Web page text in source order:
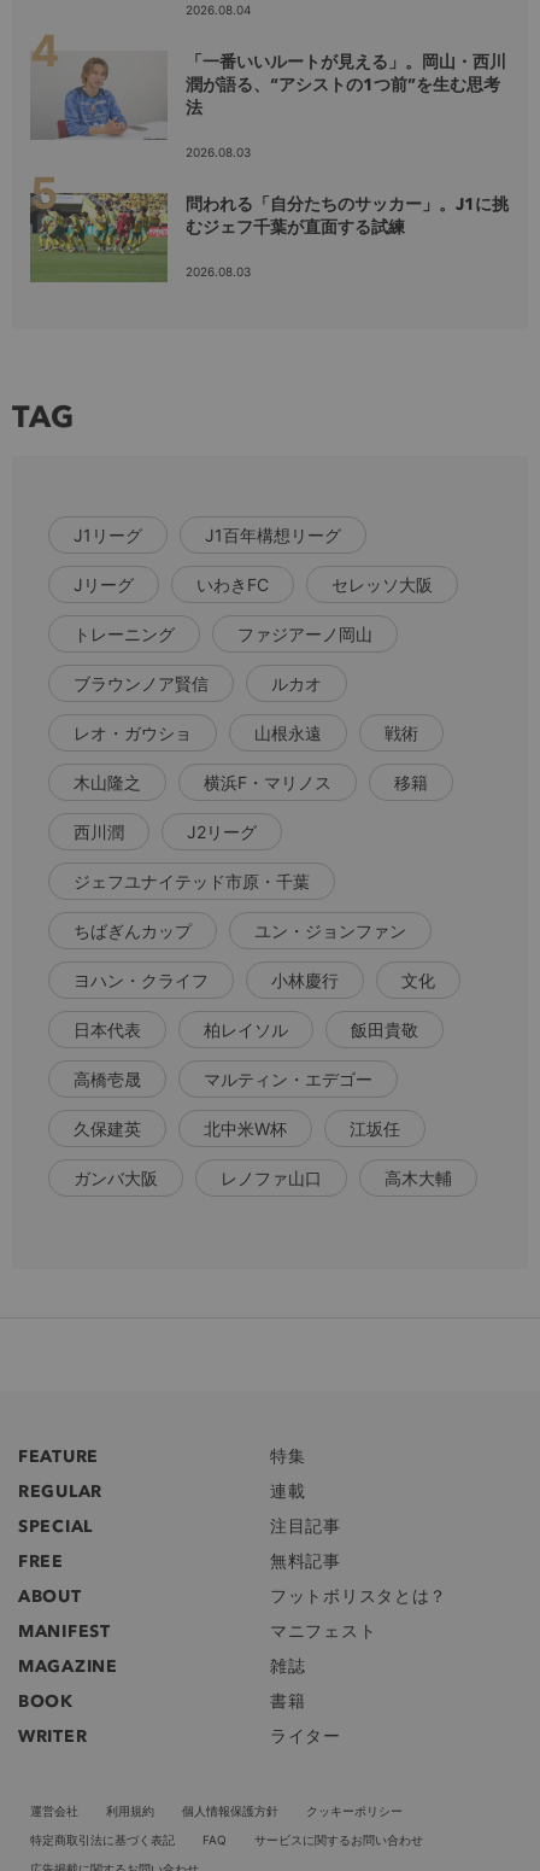
2026.08.04
「一番いいルートが見える」。岡山・西川
潤が語る、“アシストの1つ前”を生む思考
法
2026.08.03
問われる「自分たちのサッカー」。J1に挑
むジェフ千葉が直面する試練
2026.08.03
TAG
J1リーグ J1百年構想リーグ
Jリーグ いわきFC セレッソ大阪
トレーニング ファジアーノ岡山
ブラウンノア賢信 ルカオ
レオ・ガウショ 山根永遠 戦術
木山隆之 横浜F・マリノス 移籍
西川潤 J2リーグ
ジェフユナイテッド市原・千葉
ちばぎんカップ ユン・ジョンファン
ヨハン・クライフ 小林慶行 文化
日本代表 柏レイソル 飯田貴敬
高橋壱晟 マルティン・エデゴー
久保建英 北中米W杯 江坂任
ガンバ大阪 レノファ山口 高木大輔
FEATURE
特集
REGULAR
連載
SPECIAL
注目記事
FREE
無料記事
ABOUT
フットボリスタとは？
MANIFEST
マニフェスト
MAGAZINE
雑誌
BOOK
書籍
WRITER
ライター
運営会社 利用規約 個人情報保護方針
クッキーポリシー
特定商取引法に基づく表記
FAQ
サービスに関するお問い合わせ